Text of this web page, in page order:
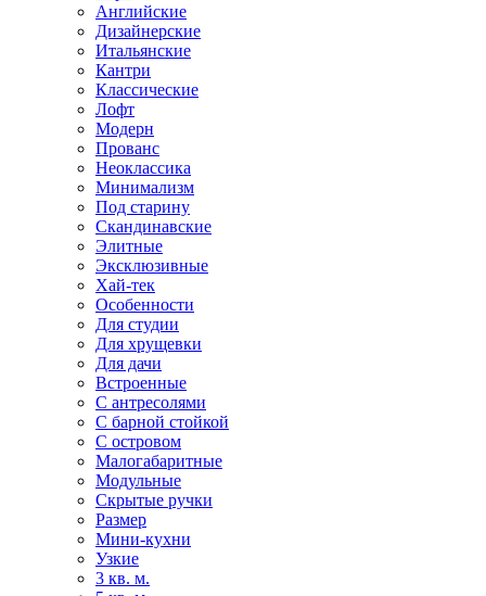
Английские
Дизайнерские
Итальянские
Кантри
Классические
Лофт
Модерн
Прованс
Неоклассика
Минимализм
Под старину
Скандинавские
Элитные
Эксклюзивные
Хай-тек
Особенности
Для студии
Для хрущевки
Для дачи
Встроенные
С антресолями
С барной стойкой
С островом
Малогабаритные
Модульные
Скрытые ручки
Размер
Мини-кухни
Узкие
3 кв. м.